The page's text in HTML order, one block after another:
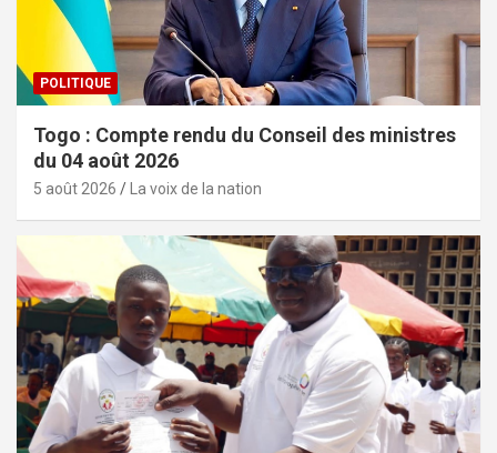
POLITIQUE
Togo : Compte rendu du Conseil des ministres
du 04 août 2026
5 août 2026 La voix de la nation